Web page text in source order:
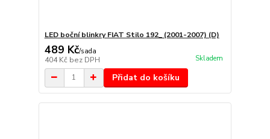
LED boční blinkry FIAT Stilo 192_ (2001-2007) (D)
489 Kč/sada
404 Kč bez DPH Skladem
Přidat do košíku